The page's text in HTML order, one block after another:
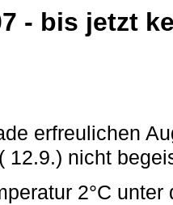
- bis jetzt
erfreulichen
12.9.) nicht
2°C